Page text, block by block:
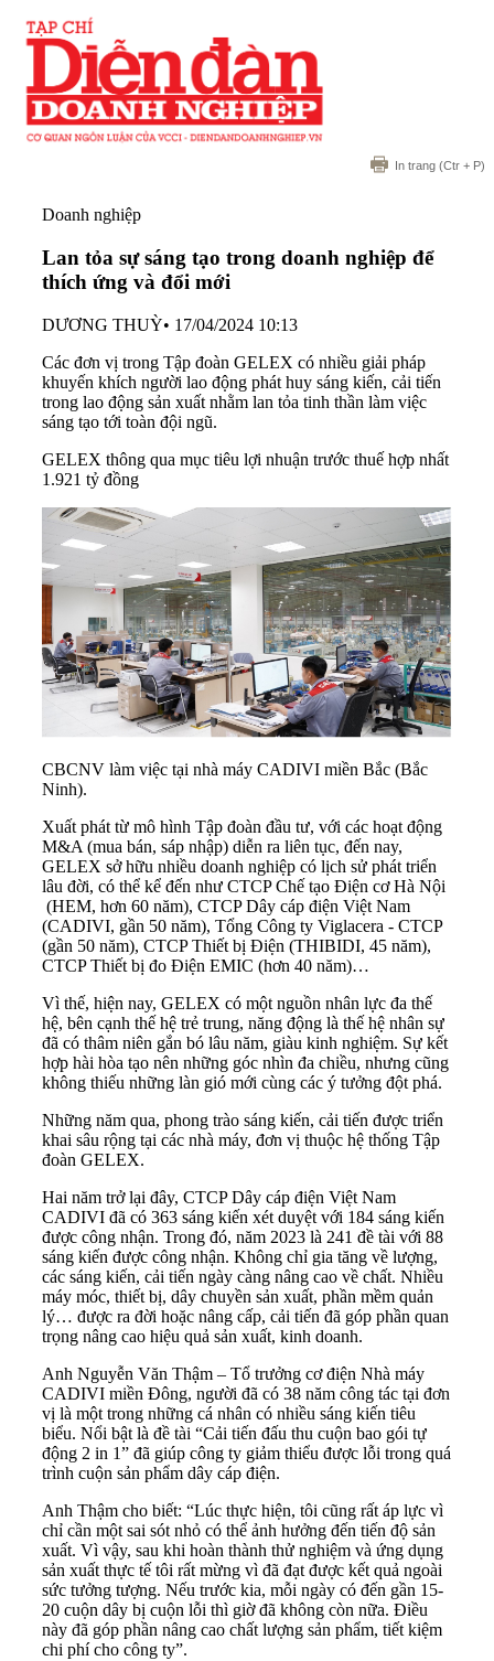
In trang (Ctr + P)
Doanh nghiệp
Lan tỏa sự sáng tạo trong doanh nghiệp để
thích ứng và đổi mới
DƯƠNG THUỲ• 17/04/2024 10:13
Các đơn vị trong Tập đoàn GELEX có nhiều giải pháp
khuyến khích người lao động phát huy sáng kiến, cải tiến
trong lao động sản xuất nhằm lan tỏa tinh thần làm việc
sáng tạo tới toàn đội ngũ.
GELEX thông qua mục tiêu lợi nhuận trước thuế hợp nhất
1.921 tỷ đồng
CBCNV làm việc tại nhà máy CADIVI miền Bắc (Bắc
Ninh).
Xuất phát từ mô hình Tập đoàn đầu tư, với các hoạt động
M&A (mua bán, sáp nhập) diễn ra liên tục, đến nay,
GELEX sở hữu nhiều doanh nghiệp có lịch sử phát triển
lâu đời, có thể kể đến như CTCP Chế tạo Điện cơ Hà Nội
(HEM, hơn 60 năm), CTCP Dây cáp điện Việt Nam
(CADIVI, gần 50 năm), Tổng Công ty Viglacera - CTCP
(gần 50 năm), CTCP Thiết bị Điện (THIBIDI, 45 năm),
CTCP Thiết bị đo Điện EMIC (hơn 40 năm)…
Vì thế, hiện nay, GELEX có một nguồn nhân lực đa thế
hệ, bên cạnh thế hệ trẻ trung, năng động là thế hệ nhân sự
đã có thâm niên gắn bó lâu năm, giàu kinh nghiệm. Sự kết
hợp hài hòa tạo nên những góc nhìn đa chiều, nhưng cũng
không thiếu những làn gió mới cùng các ý tưởng đột phá.
Những năm qua, phong trào sáng kiến, cải tiến được triển
khai sâu rộng tại các nhà máy, đơn vị thuộc hệ thống Tập
đoàn GELEX.
Hai năm trở lại đây, CTCP Dây cáp điện Việt Nam
CADIVI đã có 363 sáng kiến xét duyệt với 184 sáng kiến
được công nhận. Trong đó, năm 2023 là 241 đề tài với 88
sáng kiến được công nhận. Không chỉ gia tăng về lượng,
các sáng kiến, cải tiến ngày càng nâng cao về chất. Nhiều
máy móc, thiết bị, dây chuyền sản xuất, phần mềm quản
lý… được ra đời hoặc nâng cấp, cải tiến đã góp phần quan
trọng nâng cao hiệu quả sản xuất, kinh doanh.
Anh Nguyễn Văn Thậm – Tổ trưởng cơ điện Nhà máy
CADIVI miền Đông, người đã có 38 năm công tác tại đơn
vị là một trong những cá nhân có nhiều sáng kiến tiêu
biểu. Nổi bật là đề tài “Cải tiến đấu thu cuộn bao gói tự
động 2 in 1” đã giúp công ty giảm thiểu được lỗi trong quá
trình cuộn sản phẩm dây cáp điện.
Anh Thậm cho biết: “Lúc thực hiện, tôi cũng rất áp lực vì
chỉ cần một sai sót nhỏ có thể ảnh hưởng đến tiến độ sản
xuất. Vì vậy, sau khi hoàn thành thử nghiệm và ứng dụng
sản xuất thực tế tôi rất mừng vì đã đạt được kết quả ngoài
sức tưởng tượng. Nếu trước kia, mỗi ngày có đến gần 15-
20 cuộn dây bị cuộn lỗi thì giờ đã không còn nữa. Điều
này đã góp phần nâng cao chất lượng sản phẩm, tiết kiệm
chi phí cho công ty”.